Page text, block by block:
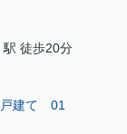
駅 徒歩20分
建て 01